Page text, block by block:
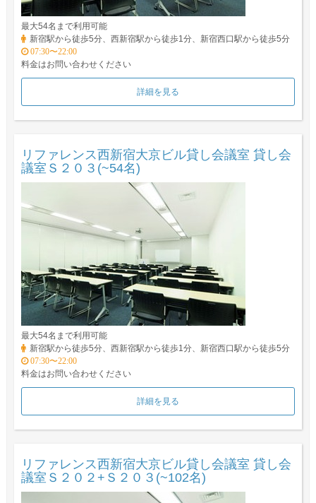
最大54名まで利用可能
新宿駅から徒歩5分、西新宿駅から徒歩1分、新宿西口駅から徒歩5分
07:30〜22:00
料金はお問い合わせください
詳細を見る
リファレンス西新宿大京ビル貸し会議室 貸し会
議室Ｓ２０３(~54名)
最大54名まで利用可能
新宿駅から徒歩5分、西新宿駅から徒歩1分、新宿西口駅から徒歩5分
07:30〜22:00
料金はお問い合わせください
詳細を見る
リファレンス西新宿大京ビル貸し会議室 貸し会
議室Ｓ２０２+Ｓ２０３(~102名)